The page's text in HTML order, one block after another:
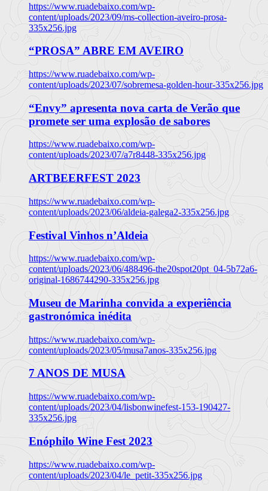
https://www.ruadebaixo.com/wp-
content/uploads/2023/09/ms-collection-aveiro-prosa-
335x256.jpg
“PROSA” ABRE EM AVEIRO
https://www.ruadebaixo.com/wp-
content/uploads/2023/07/sobremesa-golden-hour-335x256.jpg
“Envy” apresenta nova carta de Verão que
promete ser uma explosão de sabores
https://www.ruadebaixo.com/wp-
content/uploads/2023/07/a7r8448-335x256.jpg
ARTBEERFEST 2023
https://www.ruadebaixo.com/wp-
content/uploads/2023/06/aldeia-galega2-335x256.jpg
Festival Vinhos n’Aldeia
https://www.ruadebaixo.com/wp-
content/uploads/2023/06/488496-the20spot20pt_04-5b72a6-
original-1686744290-335x256.jpg
Museu de Marinha convida a experiência
gastronómica inédita
https://www.ruadebaixo.com/wp-
content/uploads/2023/05/musa7anos-335x256.jpg
7 ANOS DE MUSA
https://www.ruadebaixo.com/wp-
content/uploads/2023/04/lisbonwinefest-153-190427-
335x256.jpg
Enóphilo Wine Fest 2023
https://www.ruadebaixo.com/wp-
content/uploads/2023/04/le_petit-335x256.jpg